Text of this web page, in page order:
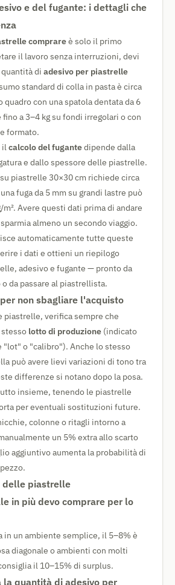
e del fugante: i dettagli che
comprareè solo il primo
il lavoro senza interruzioni, devi
di adesivo per piastrelle
standard di colla in pasta è circa
quadro con una spatola dentata da 6
fino a 3–4 kg su fondi irregolari o con
formato.
ilcalcolo del fugantedipende dalla
e dallo spessore delle piastrelle.
su piastrelle 30×30 cm richiede circa
fuga da 5 mm su grandi lastre può
m². Avere questi dati prima di andare
almeno un secondo viaggio.
automaticamente tutte queste
i dati e ottieni un riepilogo
adesivo e fugante — pronto da
da passare al piastrellista.
non sbagliare l'acquisto
piastrelle, verifica sempre che
lotto di produzione (indicato
"lot" o "calibro"). Anche lo stesso
può avere lievi variazioni di tono tra
differenze si notano dopo la posa.
insieme, tenendo le piastrelle
per eventuali sostituzioni future.
colonne o ritagli intorno a
un 5% extra allo scarto
aggiuntivo aumenta la probabilità di
delle piastrelle
in più devo comprare per lo
in un ambiente semplice, il 5–8% è
diagonale o ambienti con molti
il 10–15% di surplus.
la quantità di adesivo per